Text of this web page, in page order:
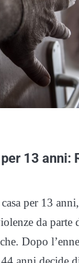
13 anni:
casa per 13
da parte
Dopo